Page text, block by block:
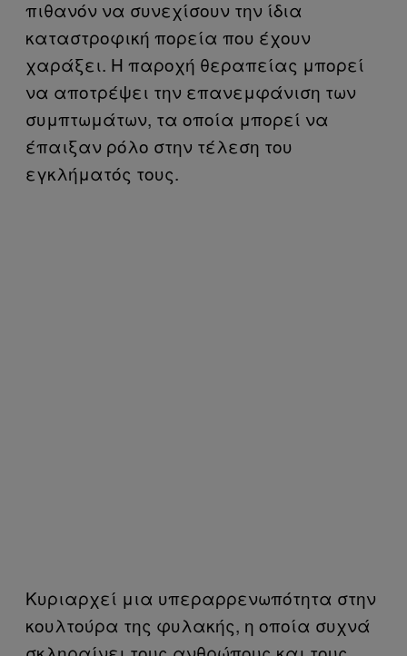
πιθανόν να συνεχίσουν την ίδια
καταστροφική πορεία που έχουν
χαράξει. Η παροχή θεραπείας μπορεί
να αποτρέψει την επανεμφάνιση των
συμπτωμάτων, τα οποία μπορεί να
έπαιξαν ρόλο στην τέλεση του
εγκλήματός τους.
Κυριαρχεί μια υπεραρρενωπότητα στην
κουλτούρα της φυλακής, η οποία συχνά